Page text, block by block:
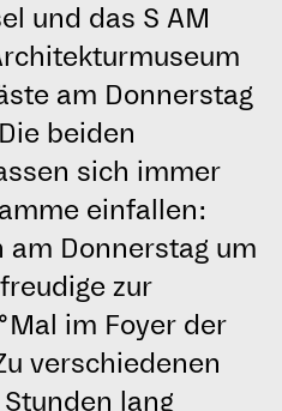
und das S AM
am Donnerstag
beiden
sich immer
einfallen:
Donnerstag um
zur
im Foyer der
verschiedenen
lang